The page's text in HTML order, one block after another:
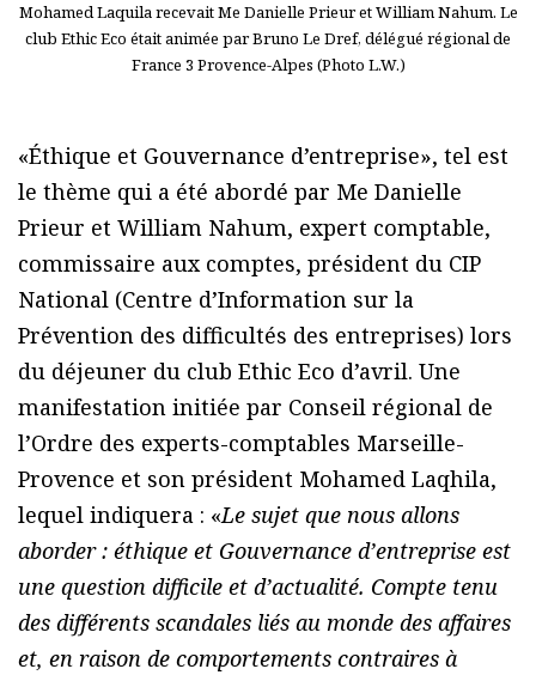
Mohamed Laquila recevait Me Danielle Prieur et William Nahum. Le
club Ethic Eco était animée par Bruno Le Dref, délégué régional de
France 3 Provence-Alpes (Photo L.W.)
«Éthique et Gouvernance d’entreprise», tel est
le thème qui a été abordé par Me Danielle
Prieur et William Nahum, expert comptable,
commissaire aux comptes, président du CIP
National (Centre d’Information sur la
Prévention des difficultés des entreprises) lors
du déjeuner du club Ethic Eco d’avril. Une
manifestation initiée par Conseil régional de
l’Ordre des experts-comptables Marseille-
Provence et son président Mohamed Laqhila,
lequel indiquera : «Le sujet que nous allons
aborder : éthique et Gouvernance d’entreprise est
une question difficile et d’actualité. Compte tenu
des différents scandales liés au monde des affaires
et, en raison de comportements contraires à